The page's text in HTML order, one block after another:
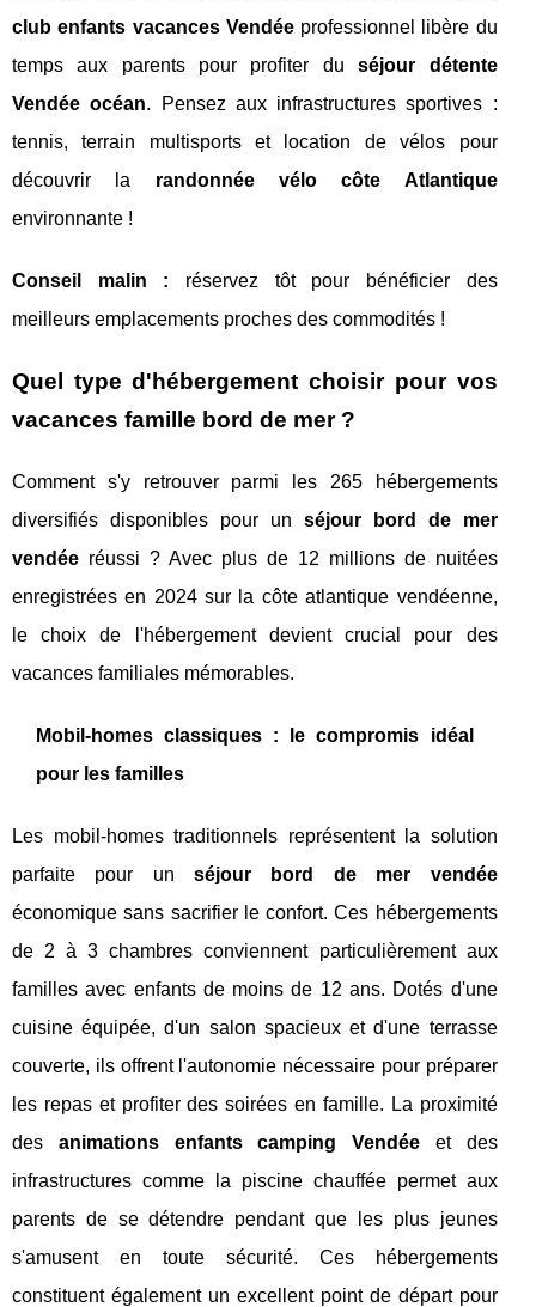
club enfants vacances Vendéeprofessionnel libère du
temps aux parents pour profiter duséjour détente
Vendée océan. Pensez aux infrastructures sportives :
tennis, terrain multisports et location de vélos pour
découvrir la randonnée vélo côte Atlantique
environnante !
Conseil malin : réservez tôt pour bénéficier des
meilleurs emplacements proches des commodités !
Quel type d'hébergement choisir pour vos
vacances famille bord de mer ?
Comment s'y retrouver parmi les 265 hébergements
diversifiés disponibles pour un séjour bord de mer
vendée réussi ? Avec plus de 12 millions de nuitées
enregistrées en 2024 sur la côte atlantique vendéenne,
le choix de l'hébergement devient crucial pour des
vacances familiales mémorables.
Mobil-homes classiques : le compromis idéal
pour les familles
Les mobil-homes traditionnels représentent la solution
parfaite pour unséjour bord de mer vendée
économique sans sacrifier le confort. Ces hébergements
de 2 à 3 chambres conviennent particulièrement aux
familles avec enfants de moins de 12 ans. Dotés d'une
cuisine équipée, d'un salon spacieux et d'une terrasse
couverte, ils offrent l'autonomie nécessaire pour préparer
les repas et profiter des soirées en famille. La proximité
des animations enfants camping Vendée et des
infrastructures comme la piscine chauffée permet aux
parents de se détendre pendant que les plus jeunes
s'amusent en toute sécurité. Ces hébergements
constituent également un excellent point de départ pour